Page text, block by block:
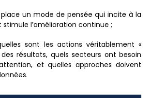
un mode de pensée qui incite à la
stimule l’amélioration continue ;
sont les actions véritablement «
résultats, quels secteurs ont besoin
et quelles approches doivent